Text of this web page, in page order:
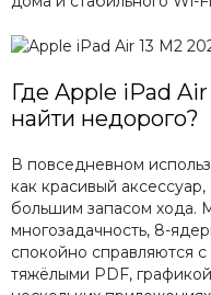
Где Apple iPad
найти недорого?
В повседневном
как красивый
большим запасом хода.
многозадачность, 8-
спокойно справляются
тяжёлыми PDF,